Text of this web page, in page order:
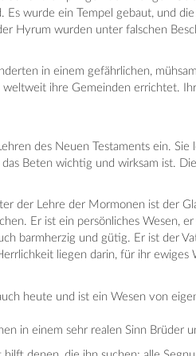
wurde ein Tempel gebaut, und
Hyrum wurden unter falschen
in einem gefährlichen,
ihre Gemeinden errichtet.
des Neuen Testaments ein. Sie
Beten wichtig und wirksam ist.
der Lehre der Mormonen ist der
Er ist ein persönliches Wesen,
barmherzig und gütig. Er ist der
liegen darin, für ihr ewiges
heute und ist ein Wesen von
in einem sehr realen Sinn Brüder